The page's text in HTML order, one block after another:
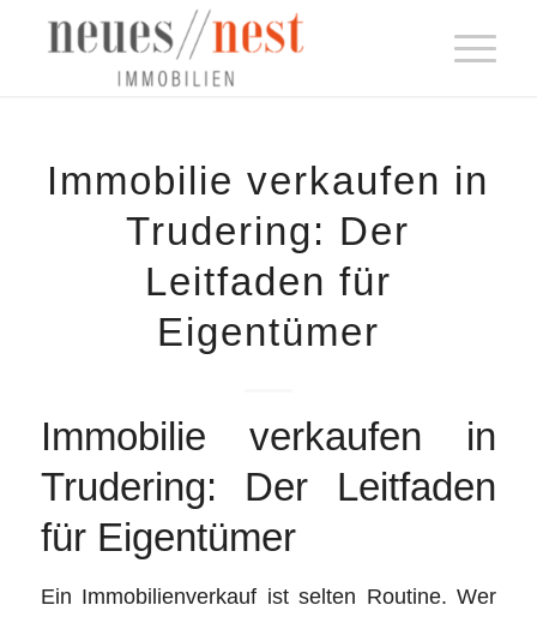
Immobilie verkaufen in
Trudering: Der
Leitfaden für
Eigentümer
Immobilie verkaufen in
Trudering: Der Leitfaden
für Eigentümer
Ein Immobilienverkauf ist selten Routine. Wer